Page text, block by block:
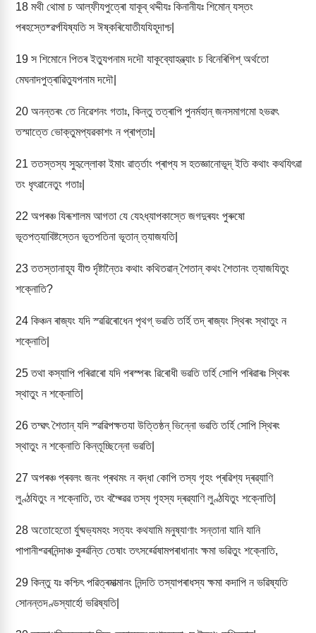
18 মথী থোমা চ আল্ফীযপুত্ৰো যাকূব্ থদ্দীযঃ কিনানীযঃ শিমোন্ যস্তং
পৰহস্তেষ্ৱৰ্পযিষ্যতি স ঈষ্কৰিযোতীযযিহূদাশ্চ|
19 স শিমোনে পিতৰ ইত্যুপনাম দদৌ যাকূব্যোহন্ভ্যাং চ বিনেৰিগিশ্ অৰ্থতো
মেঘনাদপুত্ৰাৱিত্যুপনাম দদৌ|
20 অনন্তৰং তে নিৱেশনং গতাঃ, কিন্তু তত্ৰাপি পুনৰ্মহান্ জনসমাগমো ঽভৱৎ
তস্মাত্তে ভোক্তুমপ্যৱকাশং ন প্ৰাপ্তাঃ|
21 ততস্তস্য সুহৃল্লোকা ইমাং ৱাৰ্ত্তাং প্ৰাপ্য স হতজ্ঞানোভূদ্ ইতি কথাং কথযিৎৱা
তং ধৃৎৱানেতুং গতাঃ|
22 অপৰঞ্চ যিৰূশালম আগতা যে যেঽধ্যাপকাস্তে জগদুৰযং পুৰুষো
ভূতপত্যাবিষ্টস্তেন ভূতপতিনা ভূতান্ ত্যাজযতি|
23ততস্তানাহূয যীশু ৰ্দৃষ্টান্তৈঃ কথাং কথিতৱান্ শৈতান্ কথং শৈতানং ত্যাজযিতুং
শক্নোতি?
24 কিঞ্চন ৰাজ্যং যদি স্ৱৱিৰোধেন পৃথগ্ ভৱতি তৰ্হি তদ্ ৰাজ্যং স্থিৰং স্থাতুং ন
শক্নোতি|
25তথা কস্যাপি পৰিৱাৰো যদি পৰস্পৰং ৱিৰোধী ভৱতি তৰ্হি সোপি পৰিৱাৰঃ স্থিৰং
স্থাতুং ন শক্নোতি|
26তদ্ৱৎ শৈতান্ যদি স্ৱৱিপক্ষতযা উত্তিষ্ঠন্ ভিন্নো ভৱতি তৰ্হি সোপি স্থিৰং
স্থাতুং ন শক্নোতি কিন্তূচ্ছিন্নো ভৱতি|
27 অপৰঞ্চ প্ৰবলং জনং প্ৰথমং ন বদ্ধা কোপি তস্য গৃহং প্ৰৱিশ্য দ্ৰৱ্যাণি
লুণ্ঠযিতুং ন শক্নোতি, তং বদ্ৱ্ৱৈৱ তস্য গৃহস্য দ্ৰৱ্যাণি লুণ্ঠযিতুং শক্নোতি|
28 অতোহেতো ৰ্যুষ্মভ্যমহং সত্যং কথযামি মনুষ্যাণাং সন্তানা যানি যানি
পাপানীশ্ৱৰনিন্দাঞ্চ কুৰ্ৱ্ৱন্তি তেষাং তৎসৰ্ৱ্ৱেষামপৰাধানাং ক্ষমা ভৱিতুং শক্নোতি,
29 কিন্তু যঃ কশ্চিৎ পৱিত্ৰমাত্মানং নিন্দতি তস্যাপৰাধস্য ক্ষমা কদাপি ন ভৱিষ্যতি
সোনন্তদণ্ডস্যাৰ্হো ভৱিষ্যতি|